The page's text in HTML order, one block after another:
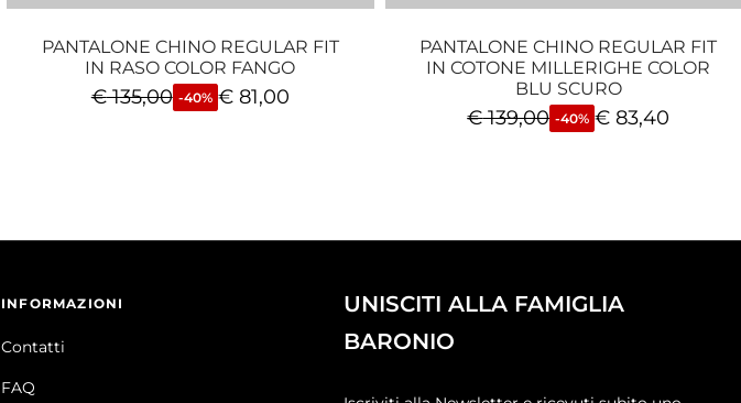
PANTALONE CHINO REGULAR FIT
IN RASO COLOR FANGO
€135,00 -40% €81,00
PANTALONE CHINO REGULAR FIT
IN COTONE MILLERIGHE COLOR
BLU SCURO
€139,00 -40% € 83,40
INFORMAZIONI
Contatti
FAQ
UNISCITI ALLA FAMIGLIA
BARONIO